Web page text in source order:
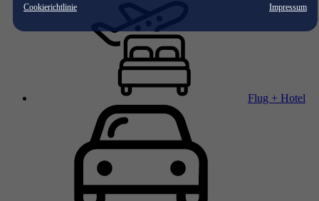
Cookierichtlinie
Impressum
Flug + Hotel